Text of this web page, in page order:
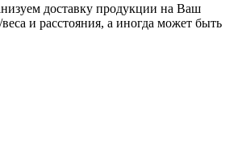
доставку продукции на Ваш
и расстояния, а иногда может быть